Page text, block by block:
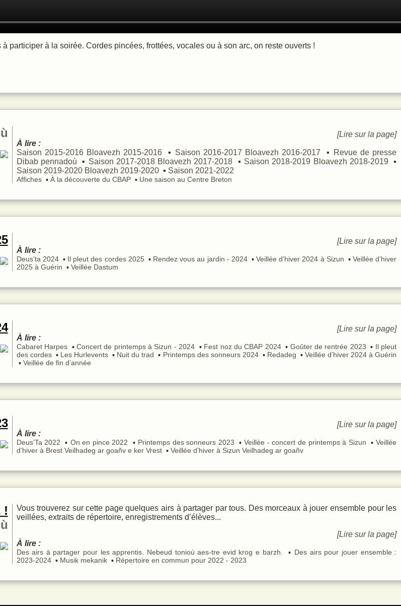
participer à la soirée. Cordes pincées, frottées, vocales ou à son arc, on reste ouverts !
[Lire sur la page]
À lire :
Saison 2015-2016 Bloavezh 2015-2016 Saison 2016-2017 Bloavezh 2016-2017
Revue de presse
Dibab pennadoù
Saison 2017-2018 Bloavezh 2017-2018 Saison 2018-2019 Bloavezh 2018-2019
Saison 2019-2020 Bloavezh 2019-2020 Saison 2021-2022
Affiches À la découverte du CBAP Une saison au Centre Breton
[Lire sur la page]
À lire :
Deus’ta 2024 Il pleut des cordes 2025 Rendez vous au jardin - 2024 Veillée d’hiver 2024 à Sizun
Veillée d’hiver
2025 à Guérin
Veillée Dastum
[Lire sur la page]
À lire :
Cabaret Harpes Concert de printemps à Sizun - 2024 Fest noz du CBAP 2024 Goûter de rentrée 2023
Il pleut
des cordes
Les Hurlevents Nuit du trad Printemps des sonneurs 2024 Redadeg
Veillée d’hiver 2024 à Guérin
Veillée de fin d’année
[Lire sur la page]
À lire :
Deus’Ta 2022 On en pince 2022 Printemps des sonneurs 2023 Veillée - concert de printemps à Sizun
Veillée
d’hiver à Brest Veilhadeg ar goañv e ker Vrest Veillée d’hiver à Sizun Veilhadeg ar goañv
!
Vous trouverez sur cette page quelques airs à partager par tous. Des morceaux à jouer ensemble pour les
veillées, extraits de répertoire, enregistrements d’élèves...
[Lire sur la page]
À lire :
Des airs à partager pour les apprentis. Nebeud tonioù aes-tre evid krog e barzh.
Des airs pour jouer ensemble :
2023-2024
Musik mekanik Répertoire en commun pour 2022 - 2023